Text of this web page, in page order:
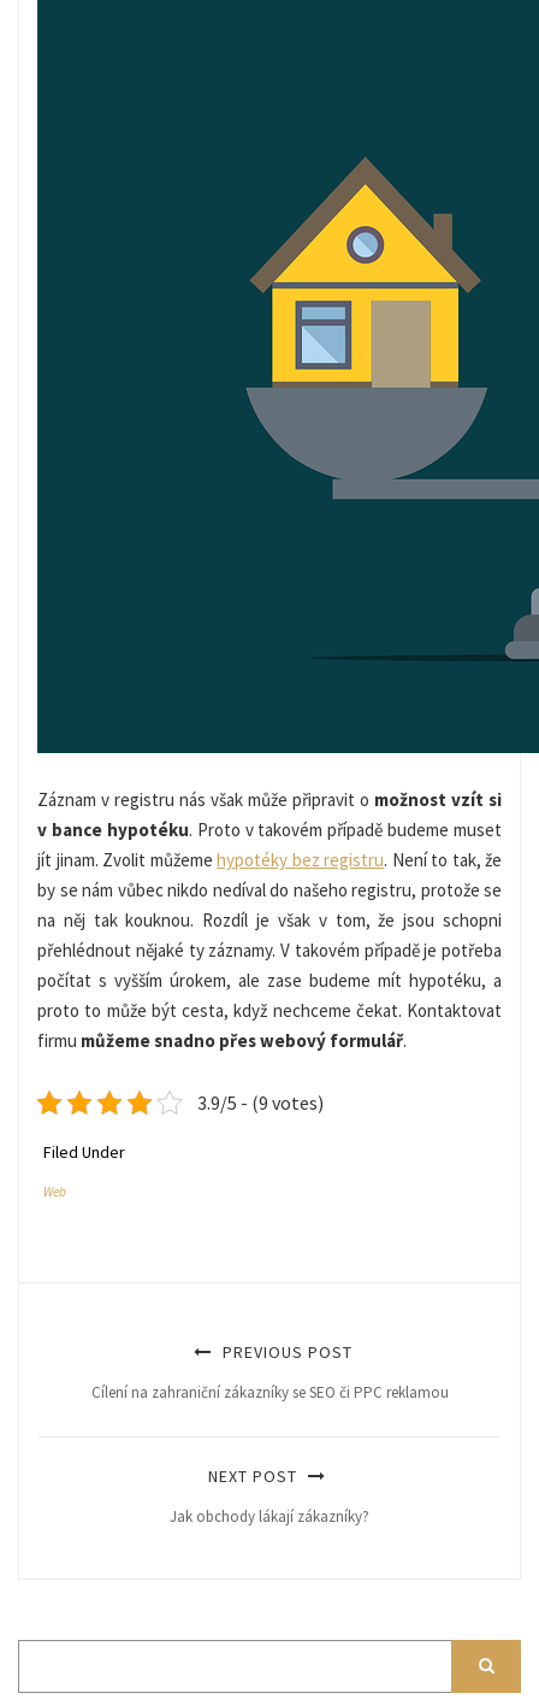
Záznam v registru nás však může připravit o možnost vzít si
v bance hypotéku. Proto v takovém případě budeme muset
jít jinam. Zvolit můžeme hypotéky bez registru. Není to tak, že
by se nám vůbec nikdo nedíval do našeho registru, protože se
na něj tak kouknou. Rozdíl je však v tom, že jsou schopni
přehlédnout nějaké ty záznamy. V takovém případě je potřeba
počítat s vyšším úrokem, ale zase budeme mít hypotéku, a
proto to může být cesta, když nechceme čekat. Kontaktovat
firmu můžeme snadno přes webový formulář.
3.9/5 - (9 votes)
Filed Under
Web
PREVIOUS POST
Cílení na zahraniční zákazníky se SEO či PPC reklamou
NEXT POST
Jak obchody lákají zákazníky?